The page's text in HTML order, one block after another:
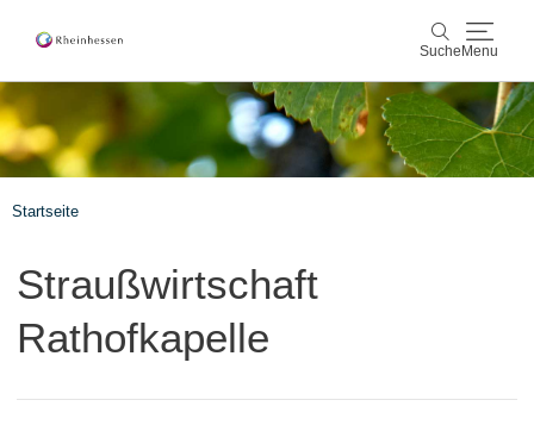
Suche Menu
Suche
Wein & Genuss
Veranstaltungen
Startseite
Straußwirtschaft
Rathofkapelle